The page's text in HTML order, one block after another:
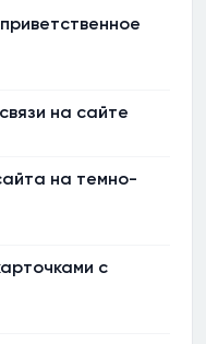
на сайте
на темно-
с